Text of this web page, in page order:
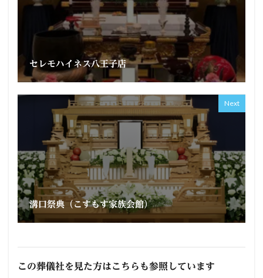
セレモハイネス八王子店
Next
溝口祭典（こすもす家族会館）
この葬儀社を見た方はこちらも参照しています